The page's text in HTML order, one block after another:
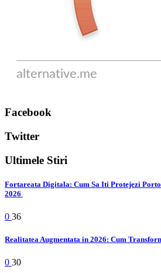
Facebook
Twitter
Ultimele Stiri
Fortareata Digitala: Cum Sa Iti Protejezi
2026
0 36
Realitatea Augmentata in 2026: Cum
0 30